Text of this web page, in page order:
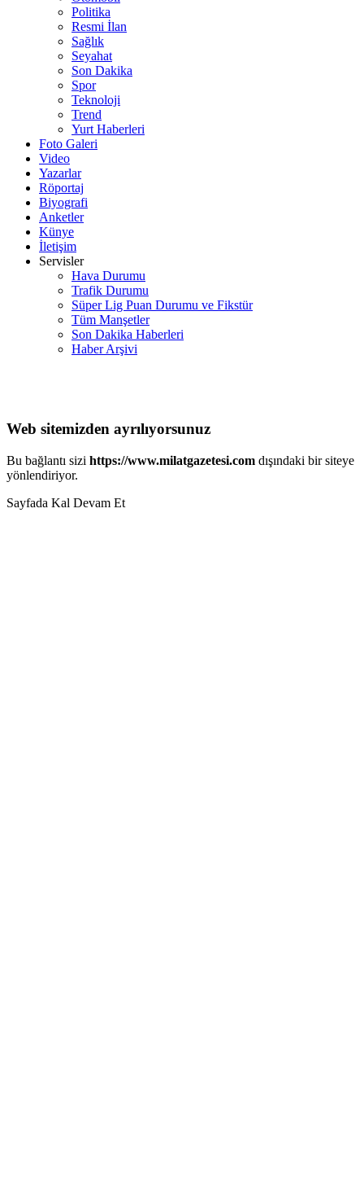
Politika
Resmi İlan
Sağlık
Seyahat
Son Dakika
Spor
Teknoloji
Trend
Yurt Haberleri
Foto Galeri
Video
Yazarlar
Röportaj
Biyografi
Anketler
Künye
İletişim
Servisler
Hava Durumu
Trafik Durumu
Süper Lig Puan Durumu ve Fikstür
Tüm Manşetler
Son Dakika Haberleri
Haber Arşivi
Web sitemizden ayrılıyorsunuz
Bu bağlantı sizi https://www.milatgazetesi.com dışındaki bir siteye
yönlendiriyor.
Sayfada Kal Devam Et